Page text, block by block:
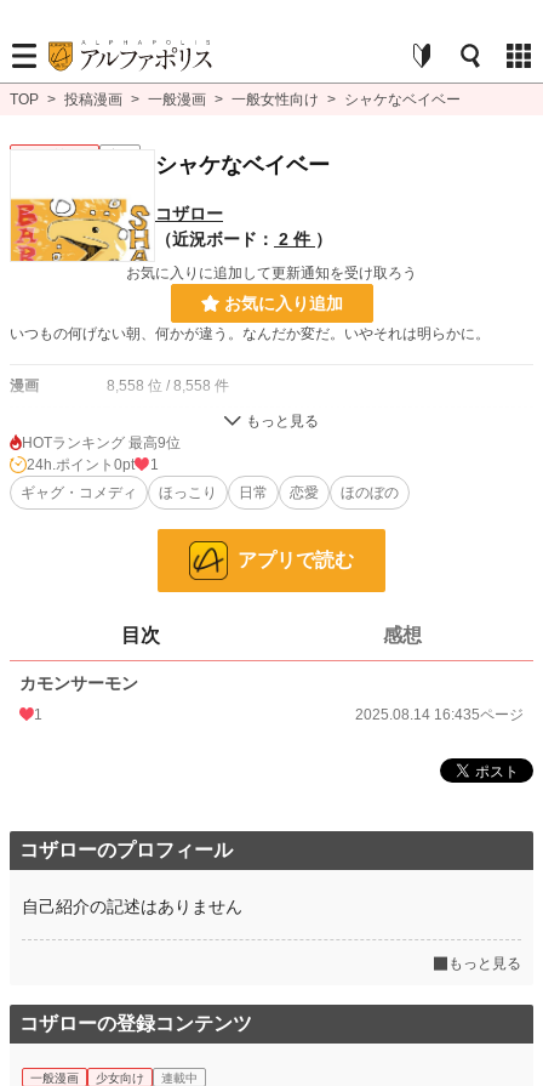
TOP > 投稿漫画 > 一般漫画 > 一般女性向け > シャケなベイベー
シャケなベイベー
コザロー
（近況ボード： 2 件 ）
お気に入りに追加して更新通知を受け取ろう
お気に入り追加
いつもの何げない朝、何かが違う。なんだか変だ。いやそれは明らかに。
漫画 8,558 位 / 8,558 件
お気に入り 0
24h.ポイント 0 pt
2025.08.14 16:43
週間ポイント 0 pt (8,558 位)
月間ポイント
HOTランキング 最高9位
24h.ポイント 0pt
1
ギャグ・コメディ
ほっこり 日常 恋愛 ほのぼの
アプリで読む
目次 感想
カモンサーモン
1 2025.08.14 16:435ページ
コザローのプロフィール
自己紹介の記述はありません
もっと見る
コザローの登録コンテンツ
一般漫画 少女向け 連載中